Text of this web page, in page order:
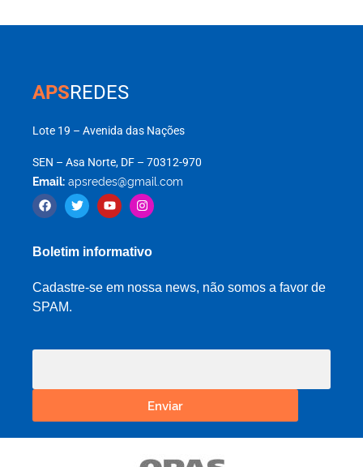
APSREDES
Lote 19 – Avenida das Nações
SEN – Asa Norte, DF – 70312-970
Email: apsredes@gmail.com
Boletim informativo
Cadastre-se em nossa news, não somos a favor de
SPAM.
Enviar